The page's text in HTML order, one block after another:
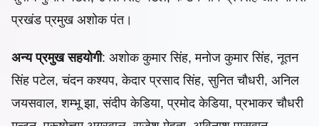
प्रखंड प्रमुख अशोक पंत।
अन्य प्रमुख सहयोगी: अशोक कुमार सिंह, मनोज कुमार सिंह, नूतन
सिंह पटेल, चंदन कश्यप, केदार प्रसाद सिंह, सुनित चौधरी, अनिल
जयसवाल, शम्भू झा, संदीप केडिया, प्रमोद केडिया, प्रभाकर चौधरी